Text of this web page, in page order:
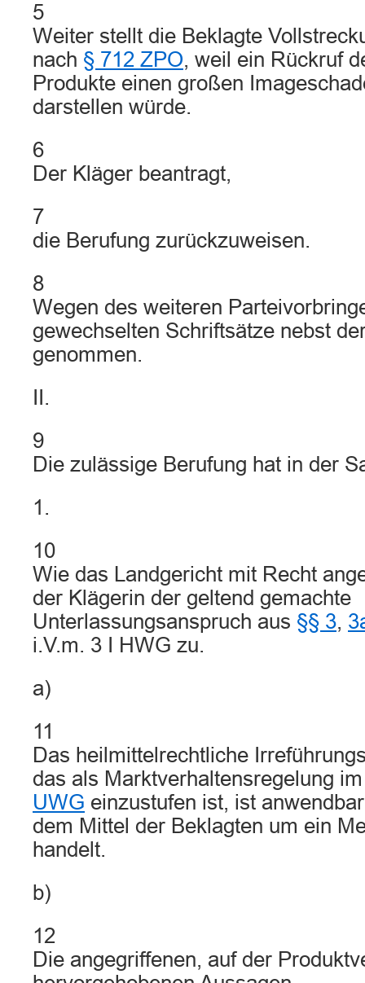
5
Weiter stellt die Beklagte
nach § 712 ZPO, weil ein Rückruf
Produkte einen großen
darstellen würde.
6
Der Kläger beantragt,
7
die Berufung zurückzuweisen.
8
Wegen des weiteren
gewechselten Schriftsätze nebst
genommen.
II.
9
Die zulässige Berufung hat in der
1.
10
Wie das Landgericht mit Recht
der Klägerin der geltend gemachte
Unterlassungsanspruch aus §§ 3,
i.V.m. 3 I HWG zu.
a)
11
Das heilmittelrechtliche
das als Marktverhaltensregelung
UWG einzustufen ist, ist
dem Mittel der Beklagten um ein
handelt.
b)
12
Die angegriffenen, auf der